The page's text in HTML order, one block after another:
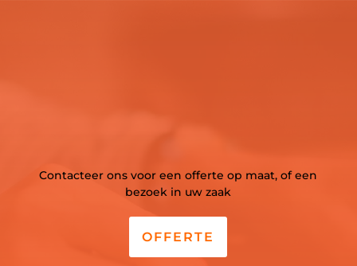
Contacteer ons voor een offerte op maat, of een
bezoek in uw zaak
OFFERTE